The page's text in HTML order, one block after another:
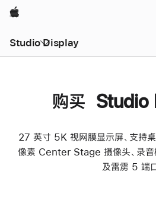
Apple
Studio Display
购买 Studio
27 英寸 5K 视网膜显示屏、支持
像素 Center Stage 摄像头、录音
及雷雳 5 端口